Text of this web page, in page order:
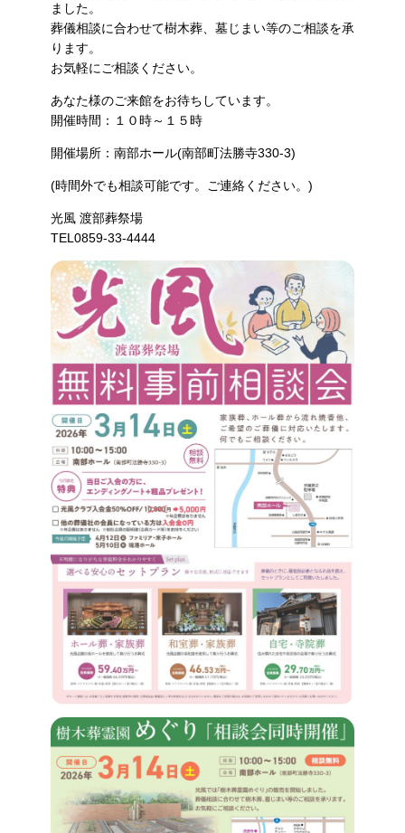
ました。
葬儀相談に合わせて樹木葬、墓じまい等のご相談を承
ります。
お気軽にご相談ください。
あなた様のご来館をお待ちしています。
開催時間：１０時～１５時
開催場所：南部ホール(南部町法勝寺330-3)
(時間外でも相談可能です。ご連絡ください。)
光風 渡部葬祭場
TEL0859-33-4444